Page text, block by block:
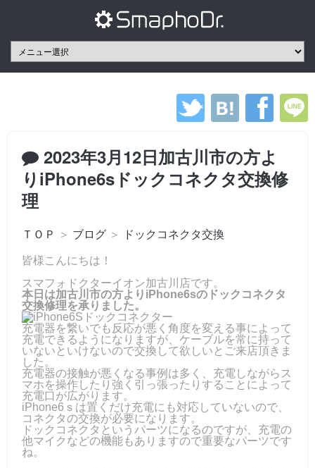
2023年3月12日加古川市の方よ
りiPhone6sドックコネクタ交換修
理
ＴＯＰ ＞ ブログ ＞ ドックコネクタ交換
皆様こんにちは！
スマフォドクターイオン加古川店です。
本日は加古川市の方よりiPhone6sのドックコネクタ
交換修理を承りました。
充電器を繋いでも反応が悪く角度を変える事によって
充電できるようになりますが、ケーブルを常に持って
いないといけないので交換して欲しいとご来店頂きま
した。
充電器の接触が悪くなる事例は多く、充電しながらス
マホを操作したり強く引っ張ったりすることによって
充電口が広がります。
iPhone6ｓは置くだけ充電にも対応していないので、
コネクタの交換が必要になります。
ドックコネクタというパーツになるのですが、充電の
他マイクなどの機能もありますので重要なパーツです
ね。